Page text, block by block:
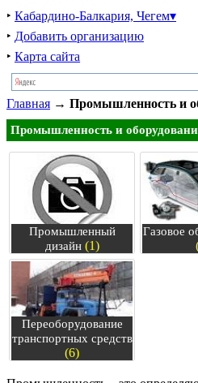
‣ Кабардино-Балкария, Чегем▾
‣ Добавить организацию
‣ Карта сайта
Главная → Промышленность и
Промышленность и
Промышленный
дизайн(1)
Газовое
Переоборудование
транспортных средств
(6)